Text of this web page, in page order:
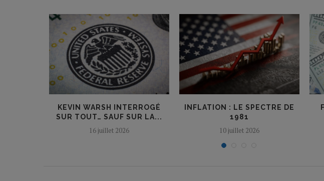
KEVIN WARSH INTERROGÉ
SUR TOUT… SAUF SUR LA...
16 juillet 2026
INFLATION : LE SPECTRE DE
1981
10 juillet 2026